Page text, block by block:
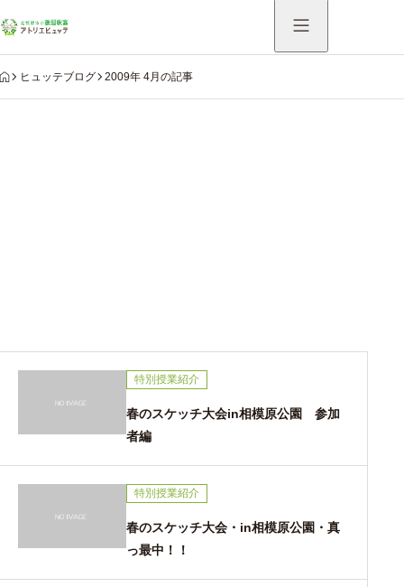
HOME
ヒュッテブログ 2009年 4月の記事
特別授業紹介
春のスケッチ大会in相模原公園 参加
者編
特別授業紹介
春のスケッチ大会・in相模原公園・真
っ最中！！